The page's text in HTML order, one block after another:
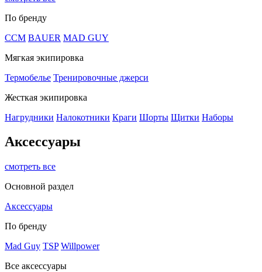
По бренду
CCM BAUER MAD GUY
Мягкая экипировка
Термобелье Тренировочные джерси
Жесткая экипировка
Нагрудники Налокотники Краги Шорты Щитки Наборы
Аксессуары
смотреть все
Основной раздел
Аксессуары
По бренду
Mad Guy TSP Willpower
Все аксессуары